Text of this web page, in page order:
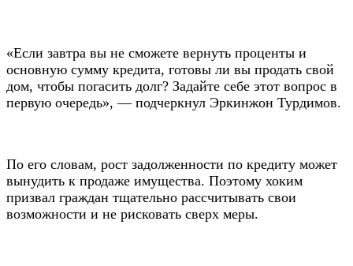
«Если завтра вы не сможете вернуть проценты и
основную сумму кредита, готовы ли вы продать свой
дом, чтобы погасить долг? Задайте себе этот вопрос в
первую очередь», — подчеркнул Эркинжон Турдимов.
По его словам, рост задолженности по кредиту может
вынудить к продаже имущества. Поэтому хоким
призвал граждан тщательно рассчитывать свои
возможности и не рисковать сверх меры.